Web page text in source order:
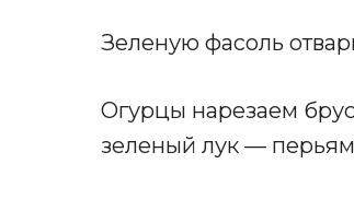
Зеленую фасоль
Огурцы нарезаем
зеленый лук —